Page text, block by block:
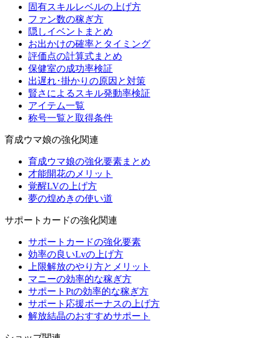
固有スキルレベルの上げ方
ファン数の稼ぎ方
隠しイベントまとめ
お出かけの確率とタイミング
評価点の計算式まとめ
保健室の成功率検証
出遅れ･掛かりの原因と対策
賢さによるスキル発動率検証
アイテム一覧
称号一覧と取得条件
育成ウマ娘の強化関連
育成ウマ娘の強化要素まとめ
才能開花のメリット
覚醒LVの上げ方
夢の煌めきの使い道
サポートカードの強化関連
サポートカードの強化要素
効率の良いLvの上げ方
上限解放のやり方とメリット
マニーの効率的な稼ぎ方
サポートPtの効率的な稼ぎ方
サポート応援ボーナスの上げ方
解放結晶のおすすめサポート